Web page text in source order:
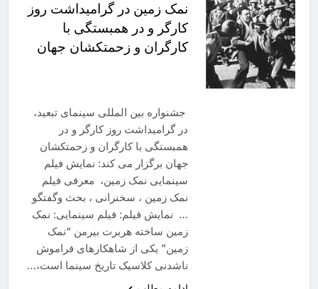
نمک زمین در گرامیداشت روز
کارگر و در همبستگی با
کارگران و زحمتکشان جهان
جشنواره بین المللی سینمای تبعید،
در گرامیداشت روز کارگر و در
همبستگی با کارگران و زحمتکشان
جهان برگزار می کند: نمایش فیلم
سینمایی نمک زمین، معرفی فیلم
نمک زمین ، سخنرانی ، بحث وگفتگو
… نمایش فیلم: فیلم سینمایی: نمک
زمین ساخته هربرت بیرمن “نمک
زمین” یکی از شاهکارهای فراموش
ناشدنی کلاسیک تاریخ سینما است،…